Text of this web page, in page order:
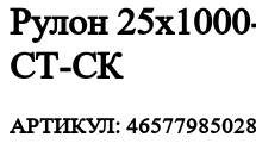
Рулон
СТ-СК
АРТИКУЛ: